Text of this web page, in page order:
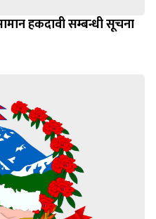
हकदावी सम्बन्धी सूचना